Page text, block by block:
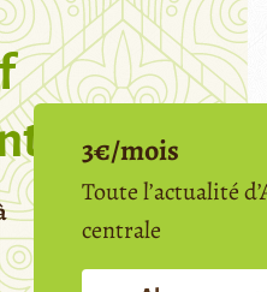
3€/mois
Toute l’actualité
centrale